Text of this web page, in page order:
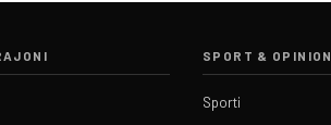
SPORT & OPINION
Sporti